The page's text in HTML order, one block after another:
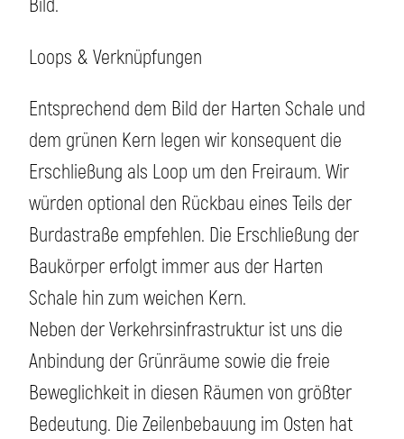
Bild.
Loops & Verknüpfungen
Entsprechend dem Bild der Harten Schale und
dem grünen Kern legen wir konsequent die
Erschließung als Loop um den Freiraum. Wir
würden optional den Rückbau eines Teils der
Burdastraße empfehlen. Die Erschließung der
Baukörper erfolgt immer aus der Harten
Schale hin zum weichen Kern.
Neben der Verkehrsinfrastruktur ist uns die
Anbindung der Grünräume sowie die freie
Beweglichkeit in diesen Räumen von größter
Bedeutung. Die Zeilenbebauung im Osten hat